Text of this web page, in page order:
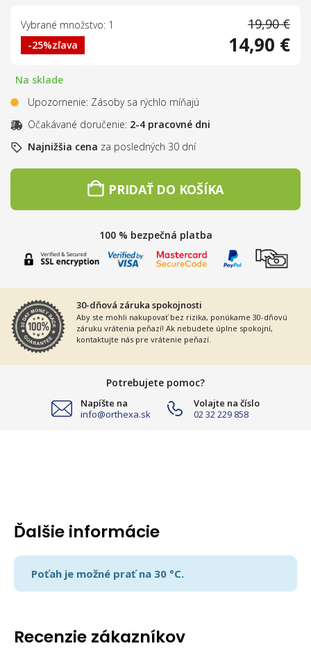
Vybrané množstvo: 1
-25%zľava
19,90 €
14,90 €
Na sklade
Upozornenie: Zásoby sa rýchlo míňajú
Očakávané doručenie: 2-4 pracovné dni
Najnižšia cena za posledných 30 dní
PRIDAŤ DO KOŠÍKA
100 % bezpečná platba
30-dňová záruka spokojnosti
Aby ste mohli nakupovať bez rizika, ponúkame 30-dňovú
záruku vrátenia peňazí! Ak nebudete úplne spokojní,
kontaktujte nás pre vrátenie peňazí.
Potrebujete pomoc?
Napíšte na
info@orthexa.sk
Volajte na číslo
02 32 229 858
Ďalšie informácie
Poťah je možné prať na 30 °C.
Recenzie zákazníkov